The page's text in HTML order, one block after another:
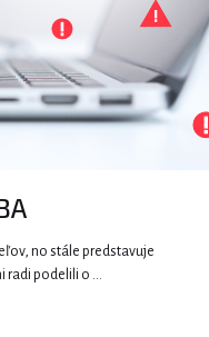
no stále predstavuje
podelili o …